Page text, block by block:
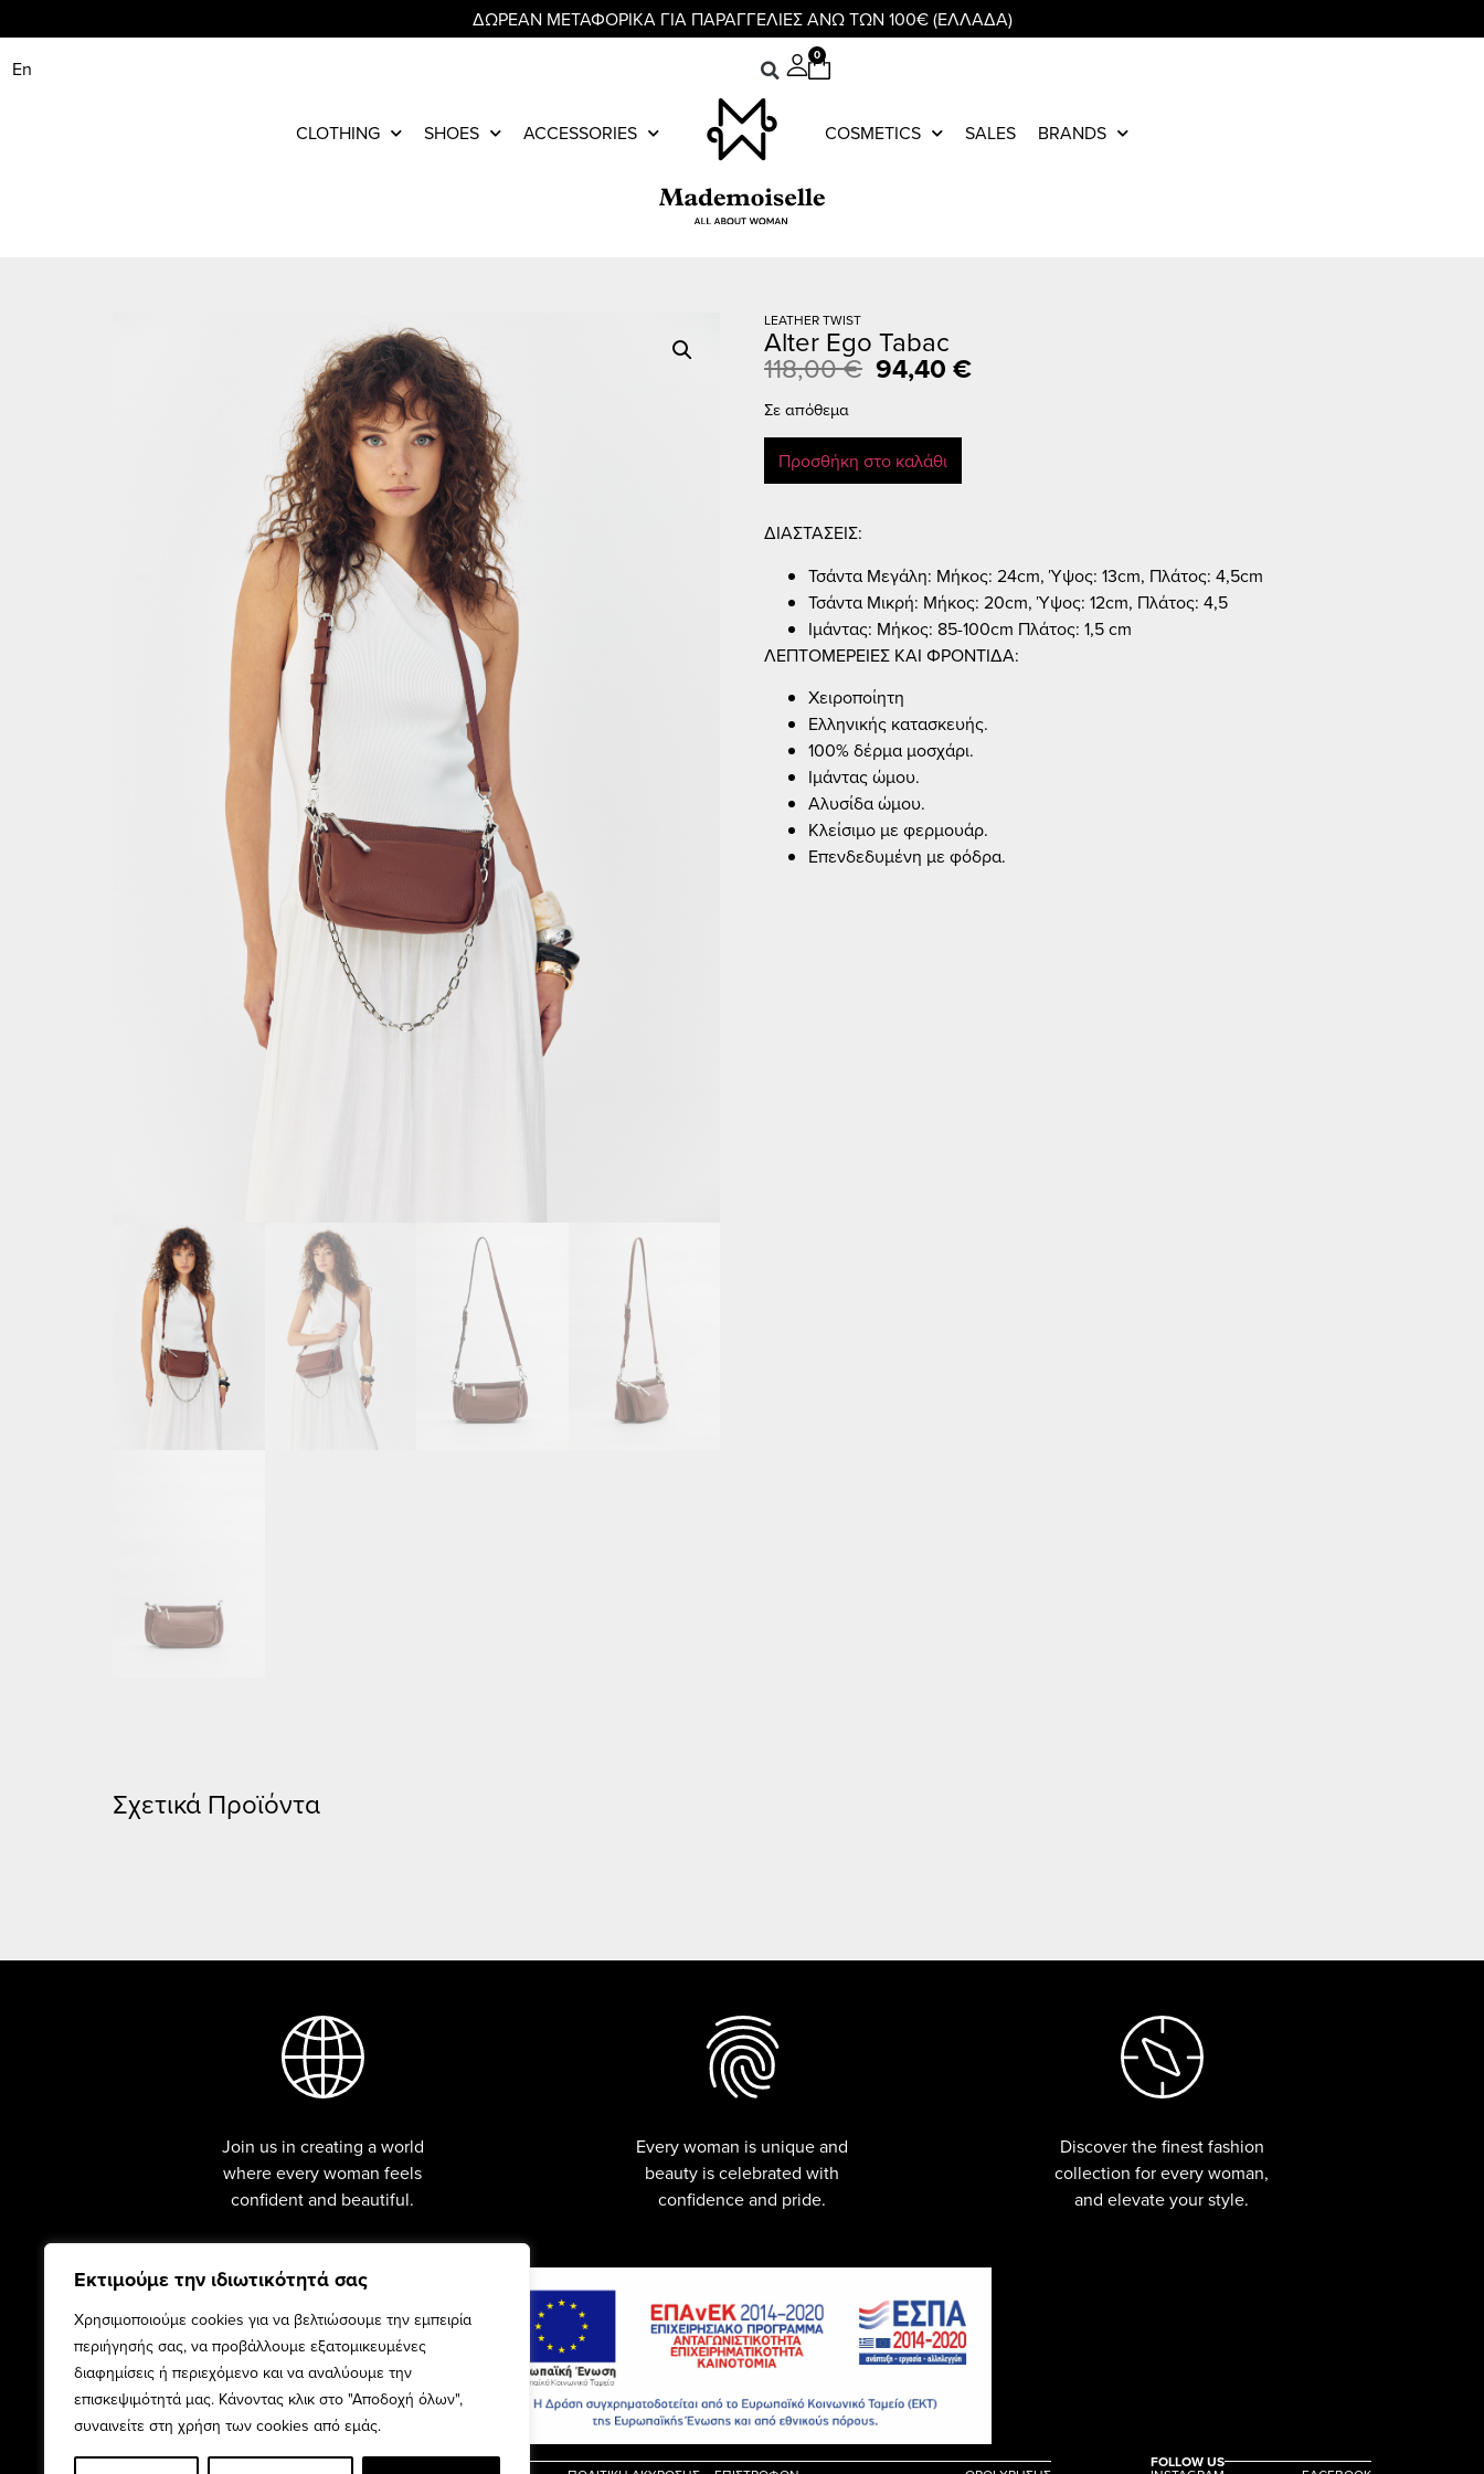
Εκτιμούμε την ιδιωτικότητά σας
Χρησιμοποιούμε cookies για να βελτιώσουμε την εμπειρία
περιήγησής σας, να προβάλλουμε εξατομικευμένες
διαφημίσεις ή περιεχόμενο και να αναλύουμε την
επισκεψιμότητά μας. Κάνοντας κλικ στο "Αποδοχή όλων",
συναινείτε στη χρήση των cookies από εμάς.
ΔΩΡΕΑΝ ΜΕΤΑΦΟΡΙΚΑ ΓΙΑ ΠΑΡΑΓΓΕΛΙΕΣ ΑΝΩ ΤΩΝ 100€ (ΕΛΛΑΔΑ)
En
0
CLOTHING SHOES ACCESSORIES COSMETICS SALES BRANDS
LEATHER TWIST
Alter Ego Tabac
118,00€ 94,40€
Σε απόθεμα
Προσθήκη στο καλάθι
ΔΙΑΣΤΑΣΕΙΣ:
Τσάντα Μεγάλη: Μήκος: 24cm, Ύψος: 13cm, Πλάτος: 4,5cm
Τσάντα Μικρή: Μήκος: 20cm, Ύψος: 12cm, Πλάτος: 4,5
Ιμάντας: Μήκος: 85-100cm Πλάτος: 1,5 cm
ΛΕΠΤΟΜΕΡΕΙΕΣ ΚΑΙ ΦΡΟΝΤΙΔΑ:
Χειροποίητη
Ελληνικής κατασκευής.
100% δέρμα μοσχάρι.
Ιμάντας ώμου.
Αλυσίδα ώμου.
Κλείσιμο με φερμουάρ.
Επενδεδυμένη με φόδρα.
Σχετικά Προϊόντα
Join us in creating a world
where every woman feels
confident and beautiful.
Every woman is unique and
beauty is celebrated with
confidence and pride.
Discover the finest fashion
collection for every woman,
and elevate your style.
INFO FOLLOW US